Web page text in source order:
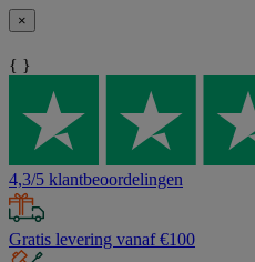
×
{ }
4,3/5 klantbeoordelingen
Gratis levering vanaf €100